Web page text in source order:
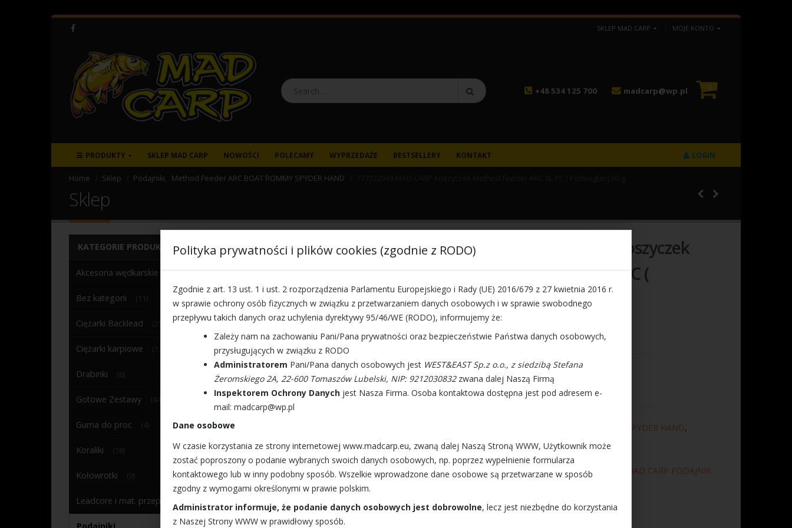
SKLEP MAD CARP MOJE KONTO
+48 534 125 700 madcarp@wp.pl 0
PRODUKTY SKLEP MAD CARP NOWOŚCI POLECAMY WYPRZEDAŻE BESTSELLERY KONTAKT LOGIN
Home Sklep Podajniki Method Feeder ARC BOAT ROMMY SPYDER HAND
Sklep
777222049 MAD CARP Koszyczek
Method Feeder ARC XL PC (
Poliwęglan) 60 g.
8.40zł
Dodaj do koszyka
Method Feeder ARC BOAT ROMMY SPYDER HAND,
Podajniki
Tag:
MAD CARP Koszyczek Method Feeder ARC XL MAD CARP PODAJNIK
PODAJNIKI MAD CARP ARC XL koszyk arc xl
KATEGORIE PRODUKTÓW
Akcesoria wędkarskie (61)
Bez kategorii (11)
Ciężarki Backlead
Ciężarki karpiowe
Drabinki (6)
Gotowe Zestawy
Guma do proc (4)
Koraliki (18)
Kołowrotki (0)
Leadcore i mat. przeponowe
Polityka prywatności i plików cookies (zgodnie z RODO)
Zgodnie z art. 13 ust. 1 i ust. 2 rozporządzenia Parlamentu Europejskiego i Rady (UE) 2016/679 z 27 kwietnia 2016 r.
w sprawie ochrony osób fizycznych w związku z przetwarzaniem danych osobowych i w sprawie swobodnego
przepływu takich danych oraz uchylenia dyrektywy 95/46/WE (RODO), informujemy że:
Zależy nam na zachowaniu Pani/Pana prywatności oraz bezpieczeństwie Państwa danych osobowych,
przysługujących w związku z RODO
Administratorem Pani/Pana danych osobowych jest WEST&EAST Sp.z o.o., z siedzibą Stefana
Żeromskiego 2A, 22-600 Tomaszów Lubelski, NIP: 9212030832zwana dalej Naszą Firmą
Inspektorem Ochrony Danych jest Nasza Firma. Osoba kontaktowa dostępna jest pod adresem e-
mail: madcarp@wp.pl
Dane osobowe
W czasie korzystania ze strony internetowej www.madcarp.eu, zwaną dalej Naszą Stroną WWW, Użytkownik może
zostać poproszony o podanie wybranych swoich danych osobowych, np. poprzez wypełnienie formularza
kontaktowego lub w inny podobny sposób. Wszelkie wprowadzone dane osobowe są przetwarzane w sposób
zgodny z wymogami określonymi w prawie polskim.
Administrator informuje, że podanie danych osobowych jest dobrowolne, lecz jest niezbędne do korzystania
z Naszej Strony WWW w prawidłowy sposób.